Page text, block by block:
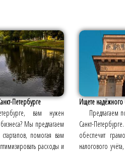
Петербурге
вам нужен
Мы предлагаем
стартапов, помогая вам
расходы и
Ищете надёжного
Предлагаем
Санкт-
обеспечит
налогового